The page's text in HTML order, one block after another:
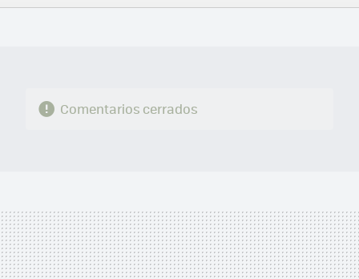
FACEBOOK
TWITTERFLIPBOARD
E-
WHATSAPP
Comentarios cerrados